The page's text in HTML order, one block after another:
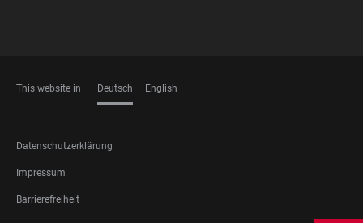
This website in Deutsch English
FOOTER
LEGAL
Datenschutzerklärung
Impressum
Barrierefreiheit